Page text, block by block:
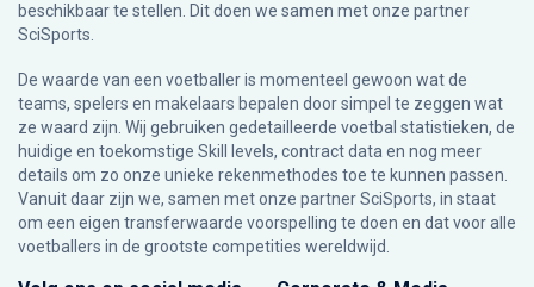
beschikbaar te stellen. Dit doen we samen met onze partner
SciSports.
De waarde van een voetballer is momenteel gewoon wat de
teams, spelers en makelaars bepalen door simpel te zeggen wat
ze waard zijn. Wij gebruiken gedetailleerde voetbal statistieken, de
huidige en toekomstige Skill levels, contract data en nog meer
details om zo onze unieke rekenmethodes toe te kunnen passen.
Vanuit daar zijn we, samen met onze partner SciSports, in staat
om een eigen transferwaarde voorspelling te doen en dat voor alle
voetballers in de grootste competities wereldwijd.